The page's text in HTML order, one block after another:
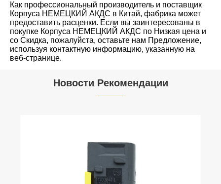
Как профессиональный производитель и поставщик
Корпуса НЕМЕЦКИЙ АКДС в Китай, фабрика может
предоставить расценки. Если вы заинтересованы в
покупке Корпуса НЕМЕЦКИЙ АКДС по Низкая цена и
со Скидка, пожалуйста, оставьте нам Предложение,
используя контактную информацию, указанную на
веб-странице.
Новости Рекомендации